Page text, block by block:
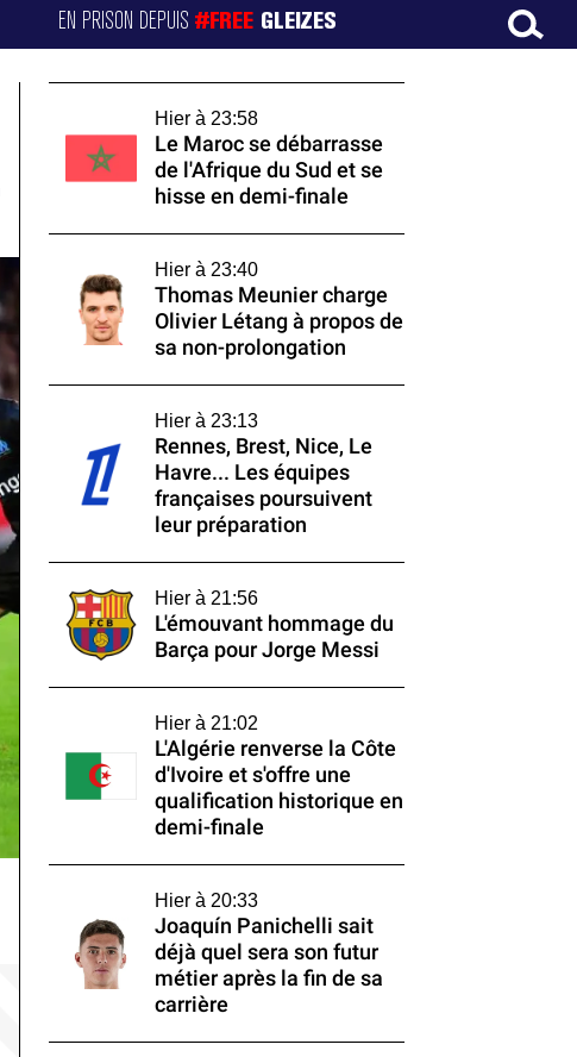
EN PRISON DEPUIS#FREE GLEIZES
Hier à 23:58
Le Maroc se débarrasse
de l'Afrique du Sud et se
hisse en demi-finale
Hier à 23:40
Thomas Meunier charge
Olivier Létang à propos de
sa non-prolongation
Hier à 23:13
Rennes, Brest, Nice, Le
Havre... Les équipes
françaises poursuivent
leur préparation
Hier à 21:56
L'émouvant hommage du
Barça pour Jorge Messi
Hier à 21:02
L'Algérie renverse la Côte
d'Ivoire et s'offre une
qualification historique en
demi-finale
Hier à 20:33
Joaquín Panichelli sait
déjà quel sera son futur
métier après la fin de sa
carrière